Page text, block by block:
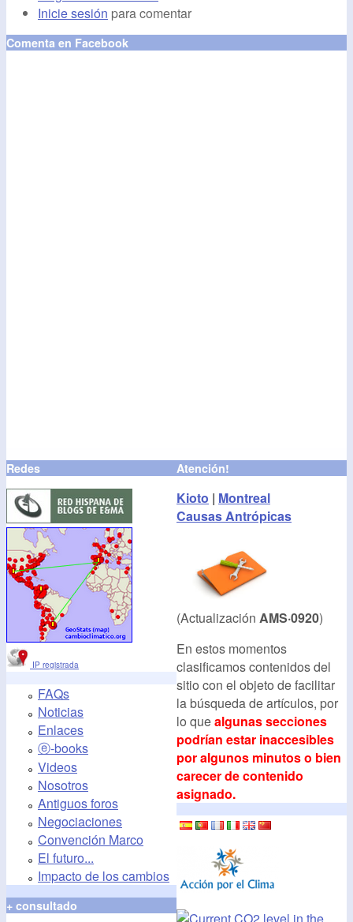
Inicie sesión para comentar
Comenta en Facebook
Redes
IP registrada
FAQs
Noticias
Enlaces
ⓔ-books
Videos
Nosotros
Antiguos foros
Negociaciones
Convención Marco
El futuro...
Impacto de los cambios
+ consultado
Atención!
Kioto | Montreal
Causas Antrópicas
(Actualización AMS·0920)
En estos momentos
clasificamos contenidos del
sitio con el objeto de facilitar
la búsqueda de artículos, por
lo quealgunas secciones
podrían estar inaccesibles
por algunos minutos o bien
carecer de contenido
asignado.